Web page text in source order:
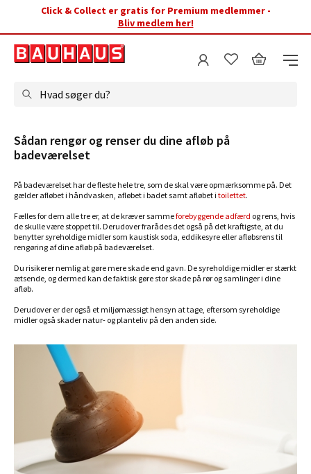
Click & Collect er gratis for Premium medlemmer -
Bliv medlem her!
Hvad søger du?
Sådan rengør og renser du dine afløb på
badeværelset
På badeværelset har de fleste hele tre, som de skal være opmærksomme på. Det
gælder afløbet i håndvasken, afløbet i badet samt afløbet i toilettet.
Fælles for dem alle tre er, at de kræver sammeforebyggende adfærd og rens, hvis
de skulle være stoppet til. Derudover frarådes det også på det kraftigste, at du
benytter syreholdige midler som kaustisk soda, eddikesyre eller afløbsrens til
rengøring af dine afløb på badeværelset.
Du risikerer nemlig at gøre mere skade end gavn. De syreholdige midler er stærkt
ætsende, og dermed kan de faktisk gøre stor skade på rør og samlinger i dine
afløb.
Derudover er der også et miljømæssigt hensyn at tage, eftersom syreholdige
midler også skader natur- og planteliv på den anden side.